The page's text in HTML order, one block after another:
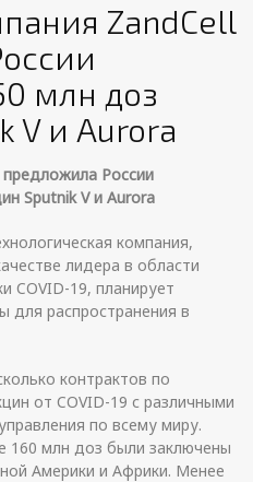
ZandCell
млн доз
V и Aurora
предложила России
Sputnik Vи Aurora
компания,
лидера в области
COVID-19, планирует
для распространения в
контрактов по
от COVID-19 с различными
по всему миру.
160 млн доз были заключены
Америки и Африки. Менее